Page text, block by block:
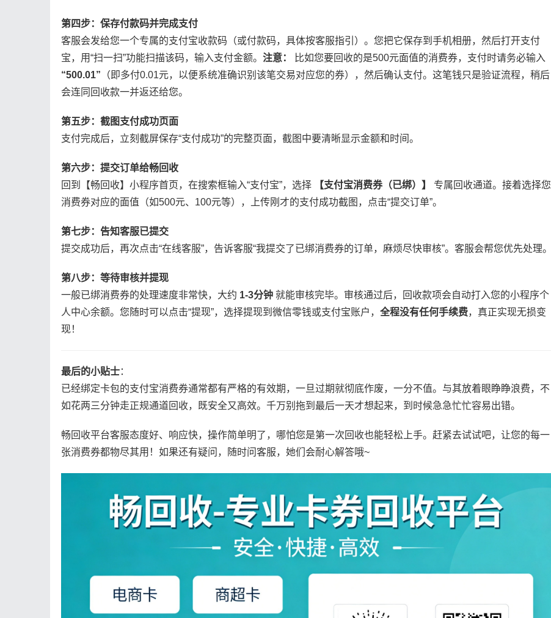
第四步：保存付款码并完成支付
客服会发给您一个专属的支付宝收款码（或付款码，具体按客服指引）。您把它保存到手机相册，然后打开支付
宝，用“扫一扫”功能扫描该码，输入支付金额。 注意：
比如您要回收的是500元面值的消费券，支付时请务必输入
“500.01” （即多付0.01元，以便系统准确识别该笔交易对应您的券），然后确认支付。这笔钱只是验证流程，稍后
会连同回收款一并返还给您。
第五步：截图支付成功页面
支付完成后，立刻截屏保存“支付成功”的完整页面，截图中要清晰显示金额和时间。
第六步：提交订单给畅回收
回到【畅回收】小程序首页，在搜索框输入“支付宝”，选择
【支付宝消费券（已绑）】
专属回收通道。接着选择您
消费券对应的面值（如500元、100元等），上传刚才的支付成功截图，点击“提交订单”。
第七步：告知客服已提交
提交成功后，再次点击“在线客服”，告诉客服“我提交了已绑消费券的订单，麻烦尽快审核”。客服会帮您优先处理。
第八步：等待审核并提现
一般已绑消费券的处理速度非常快，大约 1-3分钟 就能审核完毕。审核通过后，回收款项会自动打入您的小程序个
人中心余额。您随时可以点击“提现”，选择提现到微信零钱或支付宝账户， 全程没有任何手续费，真正实现无损变
现！
最后的小贴士：
已经绑定卡包的支付宝消费券通常都有严格的有效期，一旦过期就彻底作废，一分不值。与其放着眼睁睁浪费，不
如花两三分钟走正规通道回收，既安全又高效。千万别拖到最后一天才想起来，到时候急急忙忙容易出错。
畅回收平台客服态度好、响应快，操作简单明了，哪怕您是第一次回收也能轻松上手。赶紧去试试吧，让您的每一
张消费券都物尽其用！如果还有疑问，随时问客服，她们会耐心解答哦~